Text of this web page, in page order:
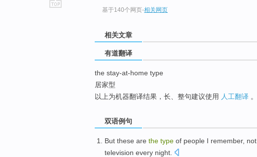
基于140个网页-相关网页
相关文章
有道翻译
the stay-at-home type
居家型
以上为机器翻译结果，长、整句建议使用 人工翻译 。
双语例句
But these are the type of people I remember, not
television every night